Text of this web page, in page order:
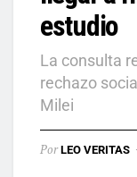
estudio
La consulta
rechazo
Milei
Por LEO VERITAS